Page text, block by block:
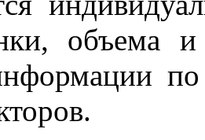
объема